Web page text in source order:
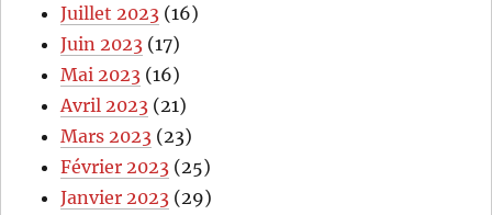
Juillet 2023 (16)
Juin 2023 (17)
Mai 2023 (16)
Avril 2023 (21)
Mars 2023 (23)
Février 2023 (25)
Janvier 2023 (29)